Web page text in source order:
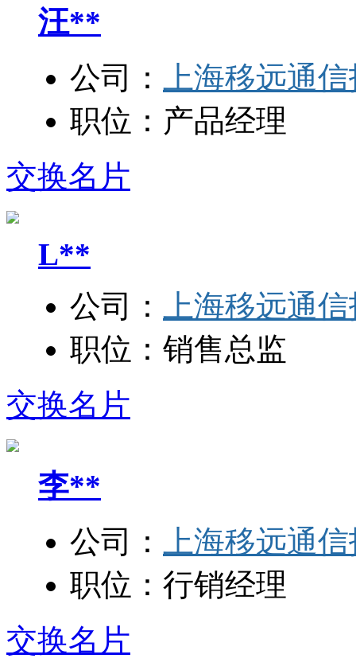
汪**
公司：
上海移远通
职位： 产品经理
交换名片
L**
公司：
上海移远通
职位： 销售总监
交换名片
李**
公司：
上海移远通
职位： 行销经理
交换名片